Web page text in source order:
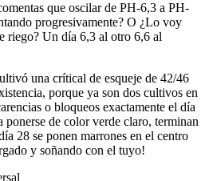
que oscilar de PH-6,3 a PH-
progresivamente? O ¿Lo voy
riego? Un día 6,3 al otro 6,6 al
una crítical de esqueje de 42/46
porque ya son dos cultivos en
o bloqueos exactamente el día
ponerse de color verde claro, terminan
28 se ponen marrones en el centro
y soñando con el tuyo!